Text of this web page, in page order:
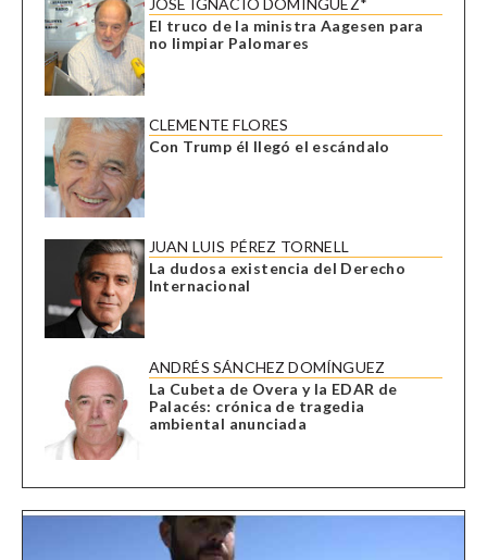
JOSÉ IGNACIO DOMÍNGUEZ*
El truco de la ministra Aagesen para
no limpiar Palomares
CLEMENTE FLORES
Con Trump él llegó el escándalo
JUAN LUIS PÉREZ TORNELL
La dudosa existencia del Derecho
Internacional
ANDRÉS SÁNCHEZ DOMÍNGUEZ
La Cubeta de Overa y la EDAR de
Palacés: crónica de tragedia
ambiental anunciada